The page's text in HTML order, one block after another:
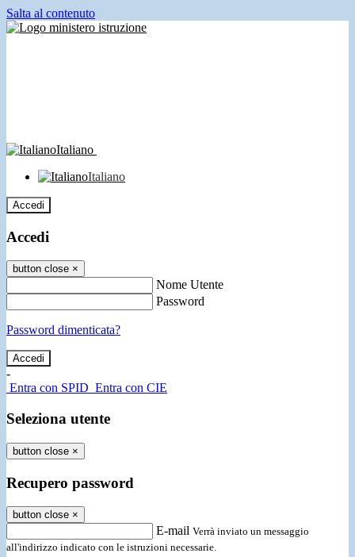
Salta al contenuto
Italiano
Italiano
Accedi
Accedi
button close ×
Nome Utente
Password
Password dimenticata?
-
Entra con SPID Entra con CIE
Seleziona utente
button close ×
Recupero password
button close ×
E-mail Verrà inviato un messaggio
all'indirizzo indicato con le istruzioni necessarie.